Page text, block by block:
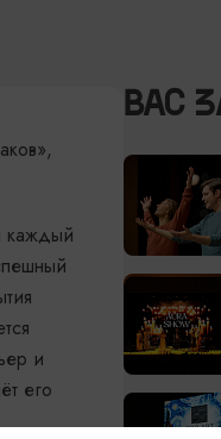
каждый
и
его
ВАС